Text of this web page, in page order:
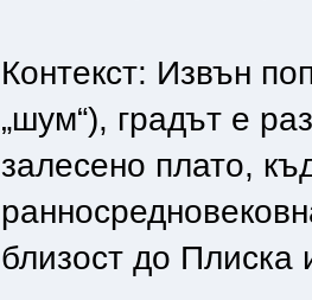
Контекст: Извън
„шум“), градът е
залесено плато,
близост до Плиска